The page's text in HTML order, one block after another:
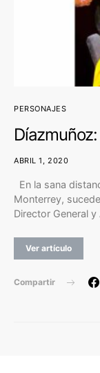
PERSONAJES
ABRIL 1, 2020
En la sana
Monterrey,
Director General
Ver artículo
Compartir